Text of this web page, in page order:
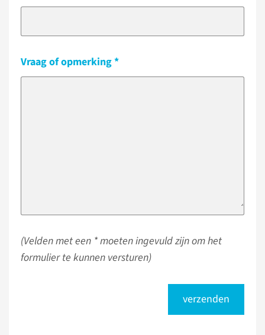
Vraag of opmerking
(Velden met een * moeten ingevuld zijn om het
formulier te kunnen versturen)
verzenden